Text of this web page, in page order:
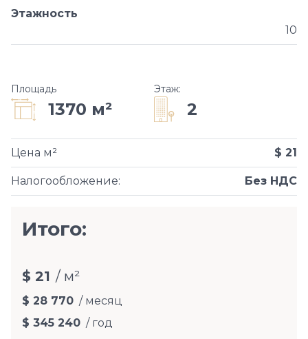
Этажность
10
Площадь
1370 м²
Этаж:
2
Налогообложение: Без НДС
Цена м² $ 21
Итого:
$ 21 / м²
$ 28 770 / месяц
$ 345 240 / год